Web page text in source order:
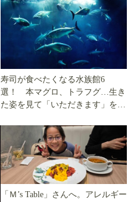
寿司が食べたくなる水族館6
選！ 本マグロ、トラフグ…生き
た姿を見て「いただきます」を考
「Ｍ’s Table」さんへ。アレルギー